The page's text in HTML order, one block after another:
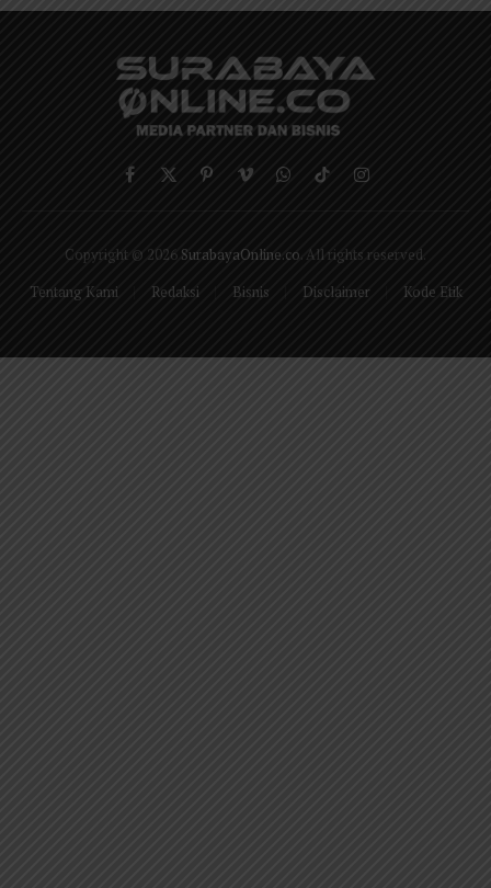
Facebook
X
PinterestVimeoWhatsApp
TikTokInstagram
Copyright © 2026 SurabayaOnline.co. All rights reserved.
Tentang Kami
Redaksi Bisnis Disclaimer Kode Etik